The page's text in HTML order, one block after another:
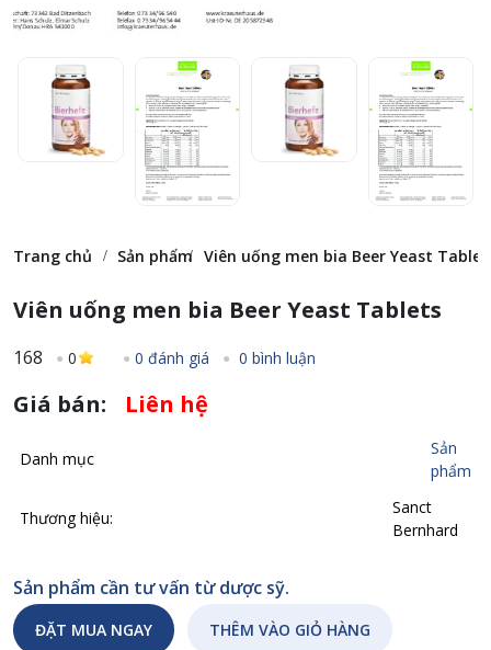
Trang chủ Sản phẩm Viên uống men bia Beer Yeast
Viên uống men bia Beer Yeast Tablets
168 0 0 đánh giá 0 bình luận
Giá bán: Liên hệ
Danh mục
Sản
phẩm
Thương hiệu:
Sanct
Bernhard
Sản phẩm cần tư vấn từ dược sỹ.
ĐẶT MUA NGAY THÊM VÀO GIỎ HÀNG